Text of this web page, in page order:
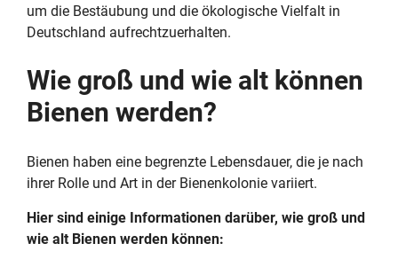
um die Bestäubung und die ökologische Vielfalt in
Deutschland aufrechtzuerhalten.
Wie groß und wie alt können
Bienen werden?
Bienen haben eine begrenzte Lebensdauer, die je nach
ihrer Rolle und Art in der Bienenkolonie variiert.
Hier sind einige Informationen darüber, wie groß und
wie alt Bienen werden können: